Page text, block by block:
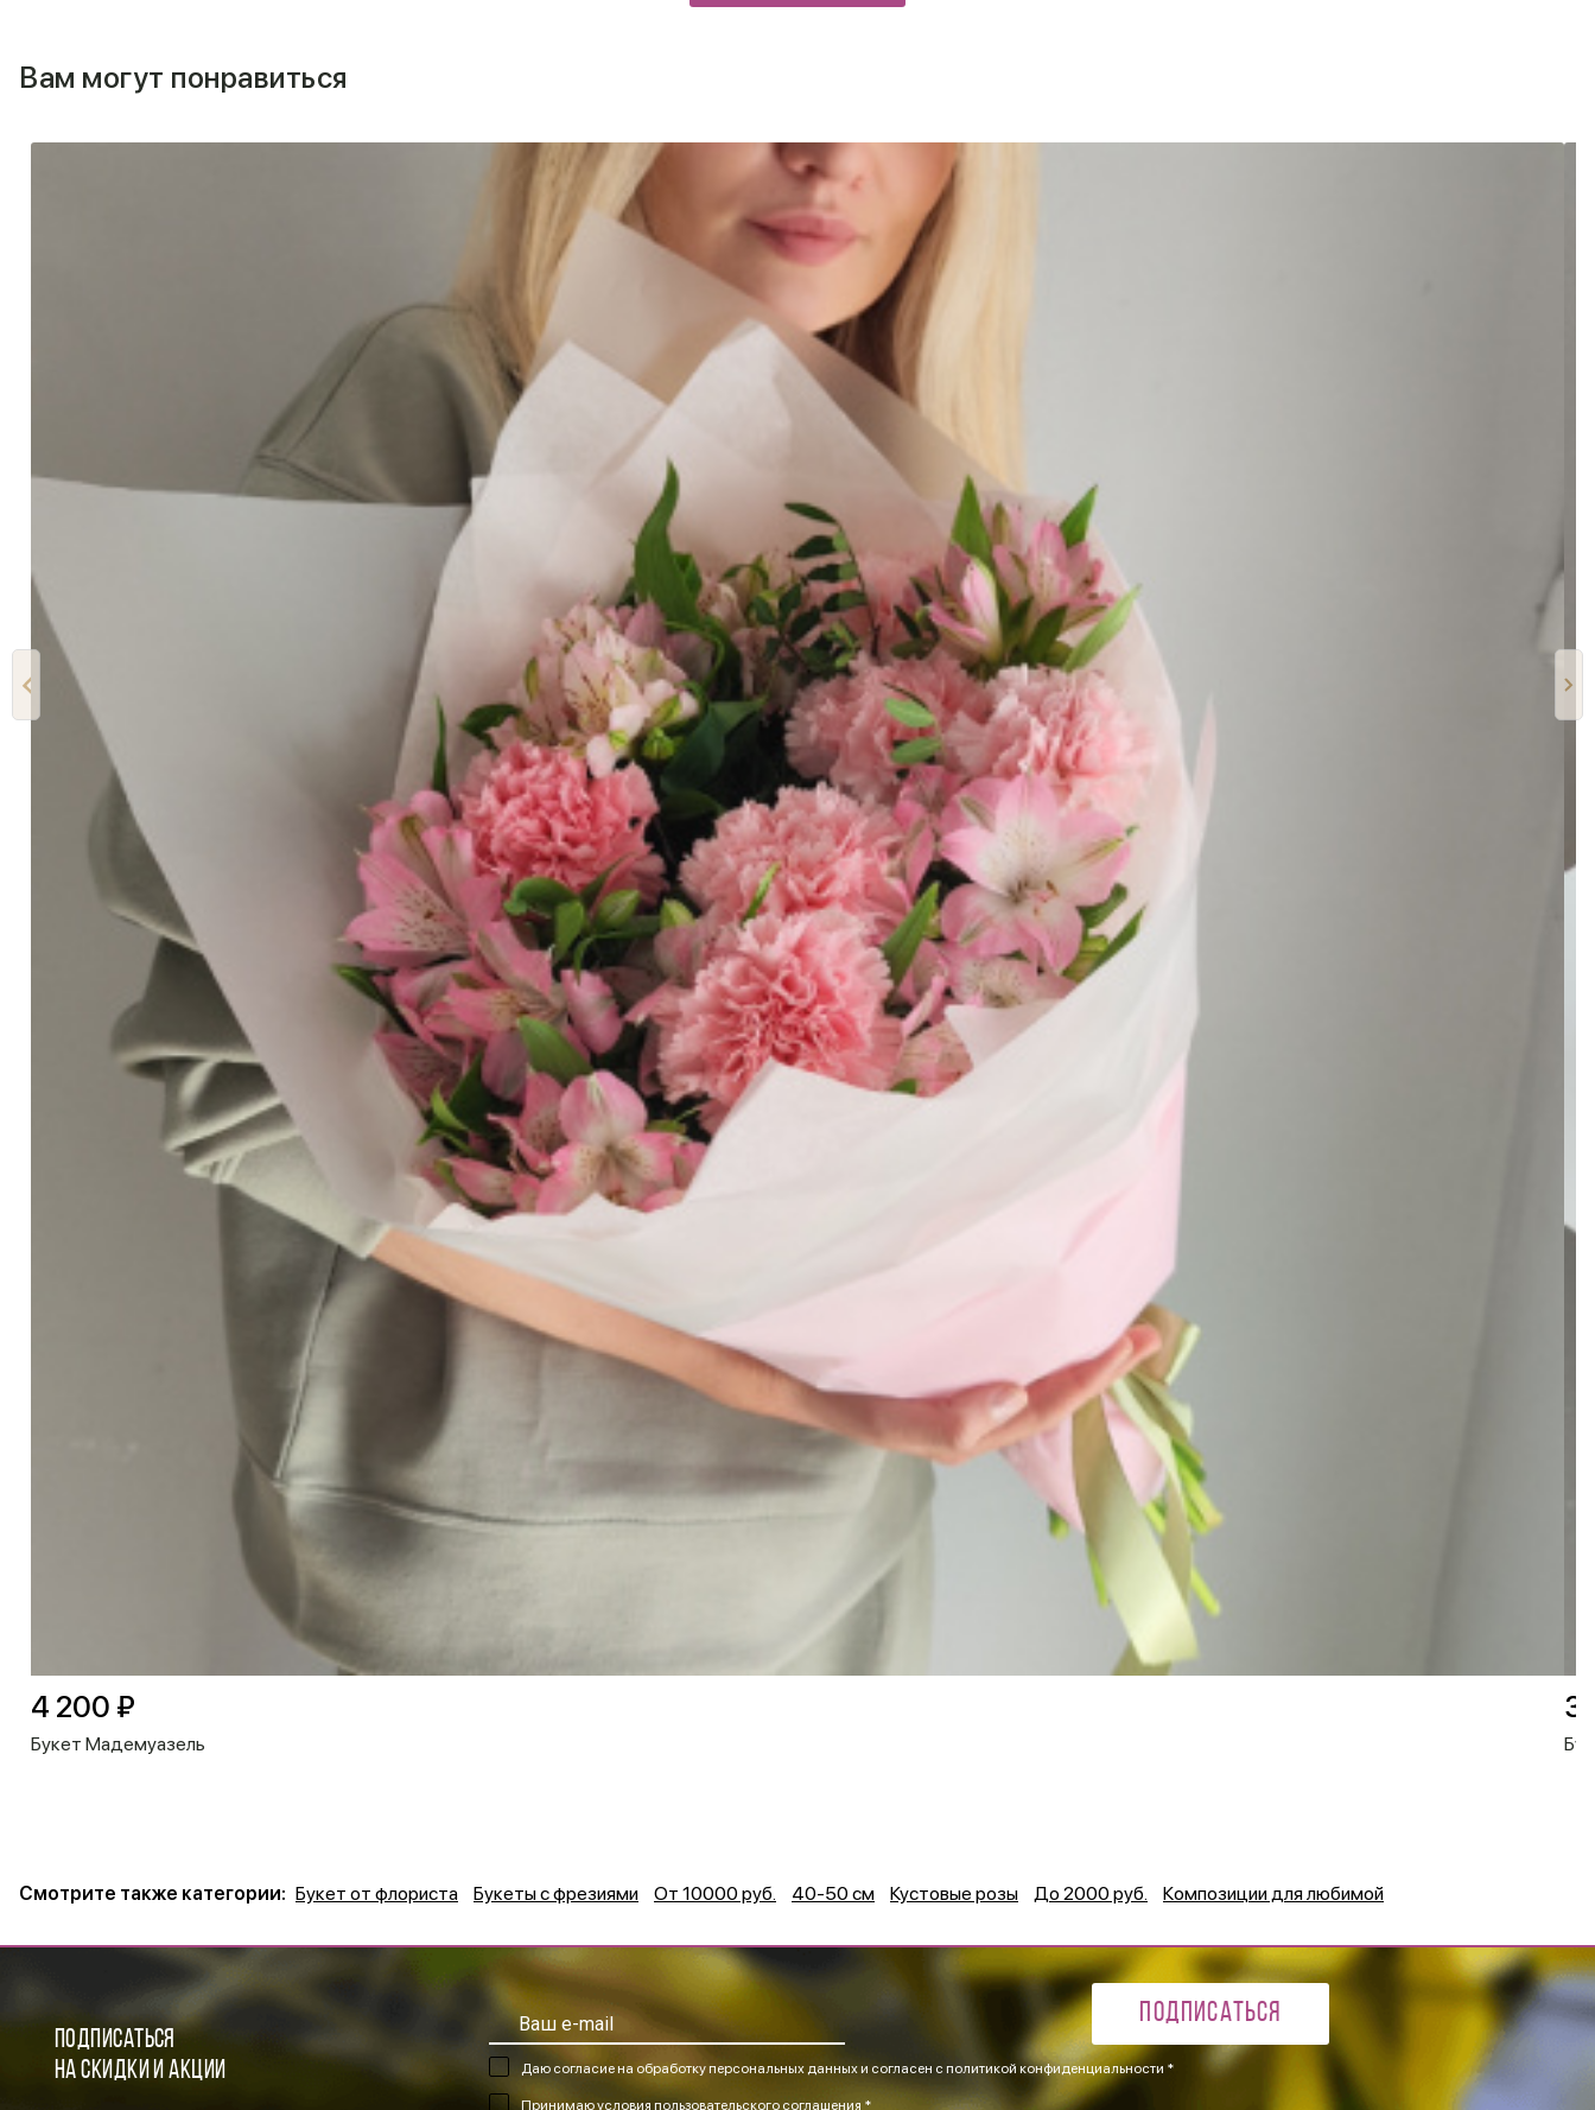
Вам могут понравиться
Букет Мадемуазель
4 200 ₽ 3
Смотрите также категории: Букет от флориста Букеты с фрезиями От 10000 руб. 40-50 см Кустовые розы До 2000 руб. Композиции для любимой
ПОДПИСАТЬСЯ
НА СКИДКИ И АКЦИИ
Подписаться
Даю согласие на обработку персональных данных и согласен с политикой конфиденциальности *
Принимаюусловия пользовательского соглашения *